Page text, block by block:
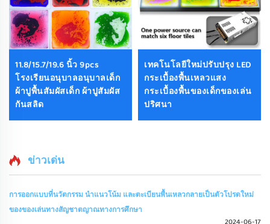
11.8/15.7/19.6 นิ้ว 9pcs
โรงเรียนอนุบาลอนุบาลเด็ก
ผ้าปูพื้นสัมผัสเด็ก ผ้าปูสัมผัส
กันสลิด
เทคโนโลยีใหม่ปรับปรุง LED
กระเบื้องพื้นเหลวแสง
กระเบื้องพื้นของเด็กของเล่น
ปริศนา
ข่าวเด่น
การออกแบบที่นวัตกรรม นําแนวโน้ม และตะเบียนพื้นเหลวกลายเป็นตัวโปรดใหม่
ของของเล่นทางสัญชาตญาณทางการศึกษา